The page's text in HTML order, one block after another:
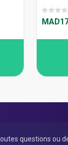
questions ou